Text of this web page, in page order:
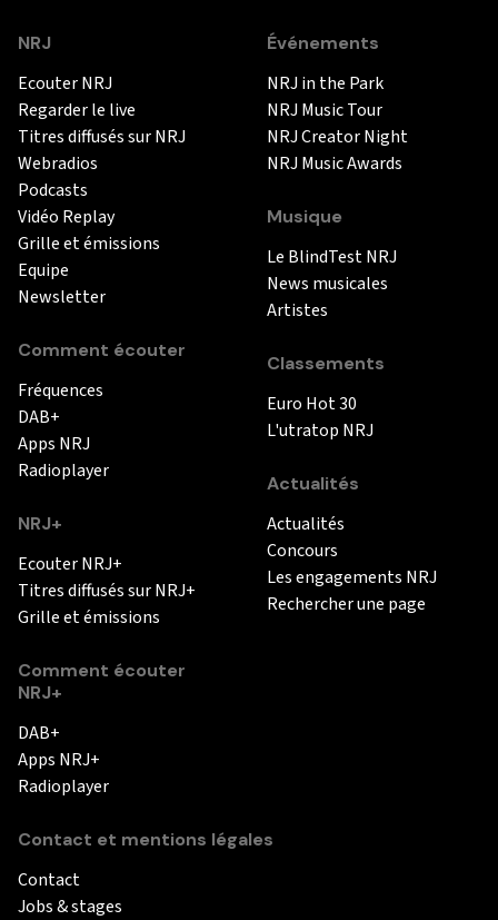
NRJ
Ecouter NRJ
Regarder le live
Titres diffusés sur NRJ
Webradios
Podcasts
Vidéo Replay
Grille et émissions
Equipe
Newsletter
Comment écouter
Fréquences
DAB+
Apps NRJ
Radioplayer
NRJ+
Ecouter NRJ+
Titres diffusés sur NRJ+
Grille et émissions
Comment écouter
NRJ+
DAB+
Apps NRJ+
Radioplayer
Événements
NRJ in the Park
NRJ Music Tour
NRJ Creator Night
NRJ Music Awards
Musique
Le BlindTest NRJ
News musicales
Artistes
Classements
Euro Hot 30
L'utratop NRJ
Actualités
Actualités
Concours
Les engagements NRJ
Rechercher une page
Contact et mentions légales
Contact
Jobs & stages